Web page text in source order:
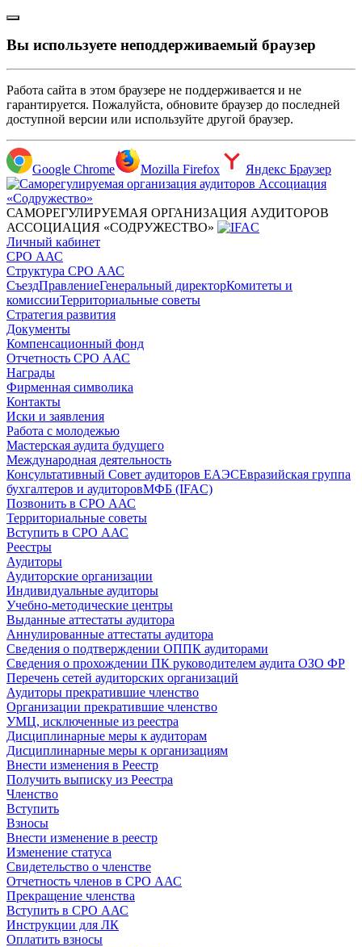
Вы используете неподдерживаемый браузер
Работа сайта в этом браузере не поддерживается и не
гарантируется. Пожалуйста, обновите браузер до последней
доступной версии или используйте другой браузер.
Google Chrome Mozilla Firefox Яндекс Браузер
САМОРЕГУЛИРУЕМАЯ ОРГАНИЗАЦИЯ АУДИТОРОВ
АССОЦИАЦИЯ «СОДРУЖЕСТВО»
Личный кабинет
СРО ААС
Структура СРО ААС
СъездПравлениеГенеральный директорКомитеты и
комиссииТерриториальные советы
Стратегия развития
Документы
Компенсационный фонд
Отчетность СРО ААС
Награды
Фирменная символика
Контакты
Иски и заявления
Работа с молодежью
Мастерская аудита будущего
Международная деятельность
Консультативный Совет аудиторов ЕАЭСЕвразийская группа
бухгалтеров и аудиторовМФБ (IFAC)
Позвонить в СРО ААС
Территориальные советы
Вступить в СРО ААС
Реестры
Аудиторы
Аудиторские организации
Индивидуальные аудиторы
Учебно-методические центры
Выданные аттестаты аудитора
Аннулированные аттестаты аудитора
Сведения о подтверждении ОППК аудиторами
Сведения о прохождении ПК руководителем аудита ОЗО ФР
Перечень сетей аудиторских организаций
Аудиторы прекратившие членство
Организации прекратившие членство
УМЦ, исключенные из реестра
Дисциплинарные меры к аудиторам
Дисциплинарные меры к организациям
Внести изменения в Реестр
Получить выписку из Реестра
Членство
Вступить
Взносы
Внести изменение в реестр
Изменение статуса
Свидетельство о членстве
Отчетность членов в СРО ААС
Прекращение членства
Вступить в СРО ААС
Инструкции для ЛК
Оплатить взносы